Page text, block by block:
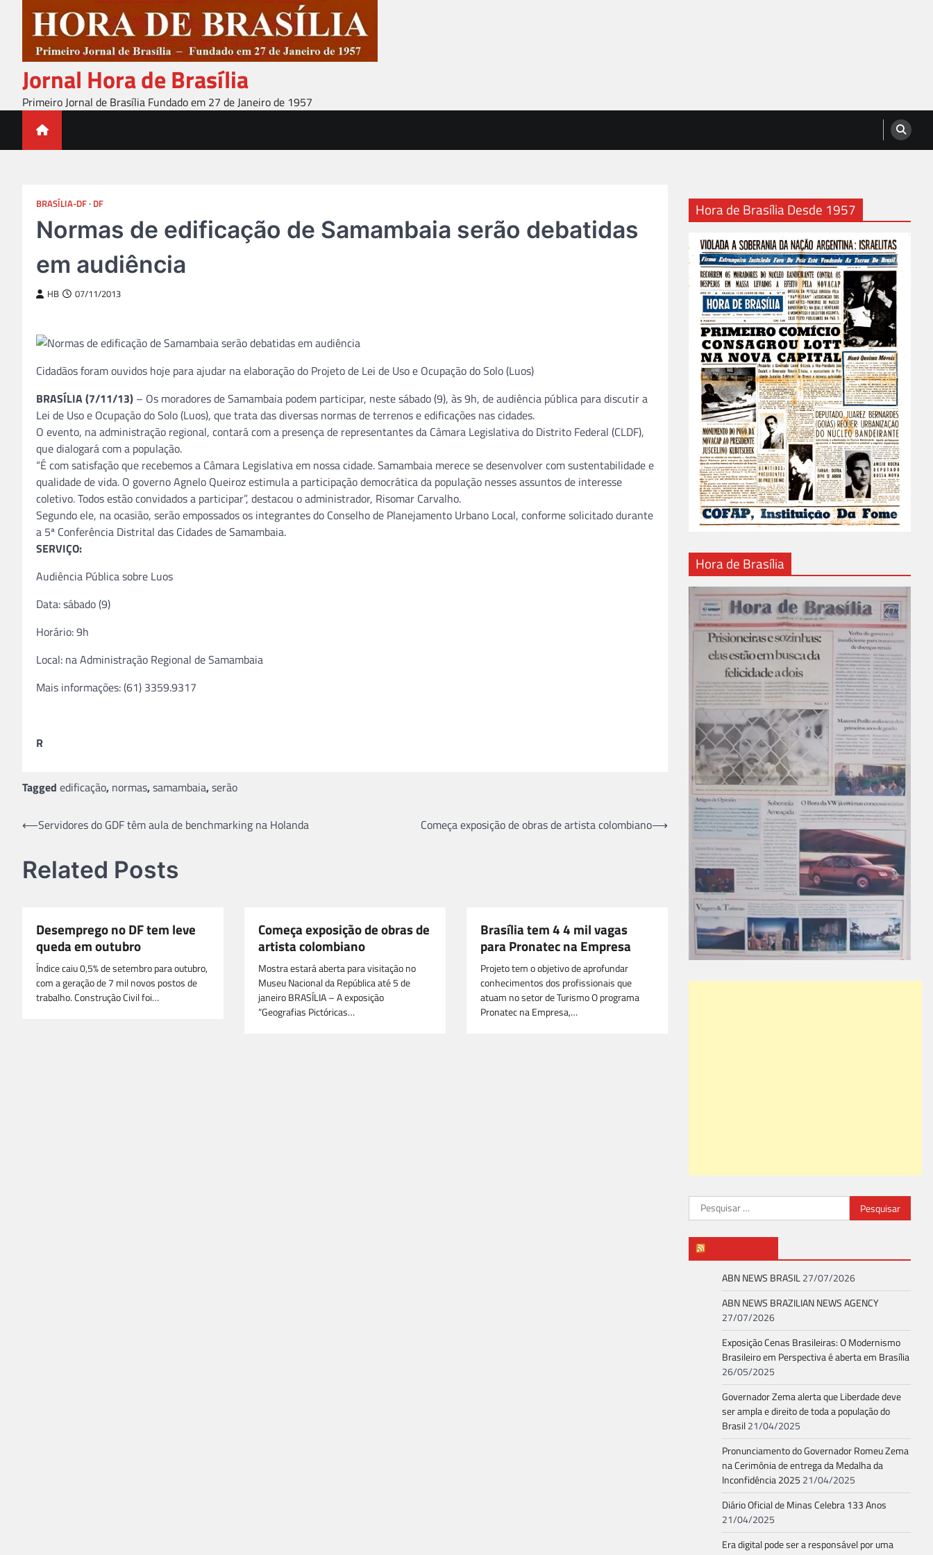
content
Jornal Hora de Brasília
Primeiro Jornal de Brasília Fundado em 27 de Janeiro de 1957
BRASÍLIA-DF DF
Normas de edificação de Samambaia serão debatidas
em audiência
HB 07/11/2013
Cidadãos foram ouvidos hoje para ajudar na elaboração do Projeto de Lei de Uso e Ocupação do Solo (Luos)
BRASÍLIA (7/11/13) – Os moradores de Samambaia podem participar, neste sábado (9), às 9h, de audiência pública para discutir a
Lei de Uso e Ocupação do Solo (Luos), que trata das diversas normas de terrenos e edificações nas cidades.
O evento, na administração regional, contará com a presença de representantes da Câmara Legislativa do Distrito Federal (CLDF),
que dialogará com a população.
“É com satisfação que recebemos a Câmara Legislativa em nossa cidade. Samambaia merece se desenvolver com sustentabilidade e
qualidade de vida. O governo Agnelo Queiroz estimula a participação democrática da população nesses assuntos de interesse
coletivo. Todos estão convidados a participar”, destacou o administrador, Risomar Carvalho.
Segundo ele, na ocasião, serão empossados os integrantes do Conselho de Planejamento Urbano Local, conforme solicitado durante
a 5ª Conferência Distrital das Cidades de Samambaia.
SERVIÇO:
Audiência Pública sobre Luos
Data: sábado (9)
Horário: 9h
Local: na Administração Regional de Samambaia
Mais informações: (61) 3359.9317
R
Tagged edificação, normas,samambaia,serão
Navegação
Post
⟵Servidores do GDF têm aula de benchmarking na Holanda Começa exposição de obras de artista colombiano⟶
Related Posts
Desemprego no DF tem leve
queda em outubro
Índice caiu 0,5% de setembro para outubro,
com a geração de 7 mil novos postos de
trabalho. Construção Civil foi…
Começa exposição de obras de
artista colombiano
Mostra estará aberta para visitação no
Museu Nacional da República até 5 de
janeiro BRASÍLIA – A exposição
“Geografias Pictóricas…
Brasília tem 4 4 mil vagas
para Pronatec na Empresa
Projeto tem o objetivo de aprofundar
conhecimentos dos profissionais que
atuam no setor de Turismo O programa
Pronatec na Empresa,…
Hora de Brasília Desde 1957
Hora de Brasília
Pesquisar
por:
ABN NEWS BRASIL27/07/2026
ABN NEWS BRAZILIAN NEWS AGENCY
27/07/2026
Exposição Cenas Brasileiras: O Modernismo
Brasileiro em Perspectiva é aberta em Brasília
26/05/2025
Governador Zema alerta que Liberdade deve
ser ampla e direito de toda a população do
Brasil21/04/2025
Pronunciamento do Governador Romeu Zema
na Cerimônia de entrega da Medalha da
Inconfidência 2025 21/04/2025
Diário Oficial de Minas Celebra 133 Anos
21/04/2025
Era digital pode ser a responsável por uma